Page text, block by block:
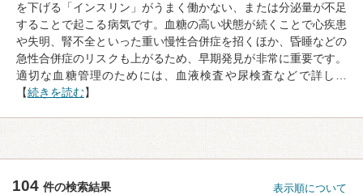
を下げる「インスリン」がうまく働かない、または分泌量が不足
することで起こる病気です。血糖の高い状態が続くことで心疾患
や失明、腎不全といった重い慢性合併症を招くほか、昏睡などの
急性合併症のリスクも上がるため、早期発見が非常に重要です。
適切な血糖管理のためには、血液検査や尿検査などで詳し…
【続きを読む】
104 件の検索結果 表示順について